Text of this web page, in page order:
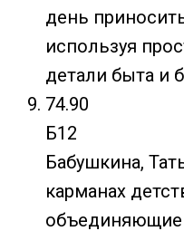
день
используя
детали быта и
74.90
Б12
Бабушкина,
карманах
объединяющие